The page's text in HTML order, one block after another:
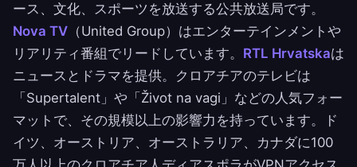
ース、文化、スポーツを放送する公共放送局です。
Nova TV （United Group）はエンターテインメントや
リアリティ番組でリードしています。 RTL Hrvatskaは
ニュースとドラマを提供。クロアチアのテレビは
「Supertalent」や「Život na vagi」などの人気フォー
マットで、その規模以上の影響力を持っています。ド
イツ、オーストリア、オーストラリア、カナダに100